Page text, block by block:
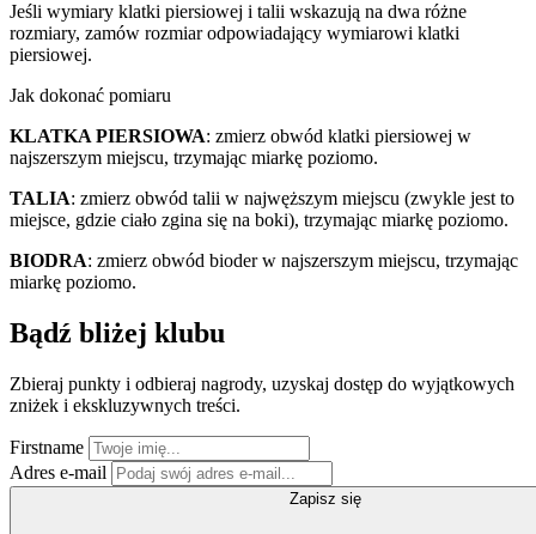
Jeśli wymiary klatki piersiowej i talii wskazują na dwa różne
rozmiary, zamów rozmiar odpowiadający wymiarowi klatki
piersiowej.
Jak dokonać pomiaru
KLATKA PIERSIOWA: zmierz obwód klatki piersiowej w
najszerszym miejscu, trzymając miarkę poziomo.
TALIA: zmierz obwód talii w najwęższym miejscu (zwykle jest to
miejsce, gdzie ciało zgina się na boki), trzymając miarkę poziomo.
BIODRA: zmierz obwód bioder w najszerszym miejscu, trzymając
miarkę poziomo.
Bądź bliżej klubu
Zbieraj punkty i odbieraj nagrody, uzyskaj dostęp do wyjątkowych
zniżek i ekskluzywnych treści.
Firstname
Adres e-mail
Zapisz się